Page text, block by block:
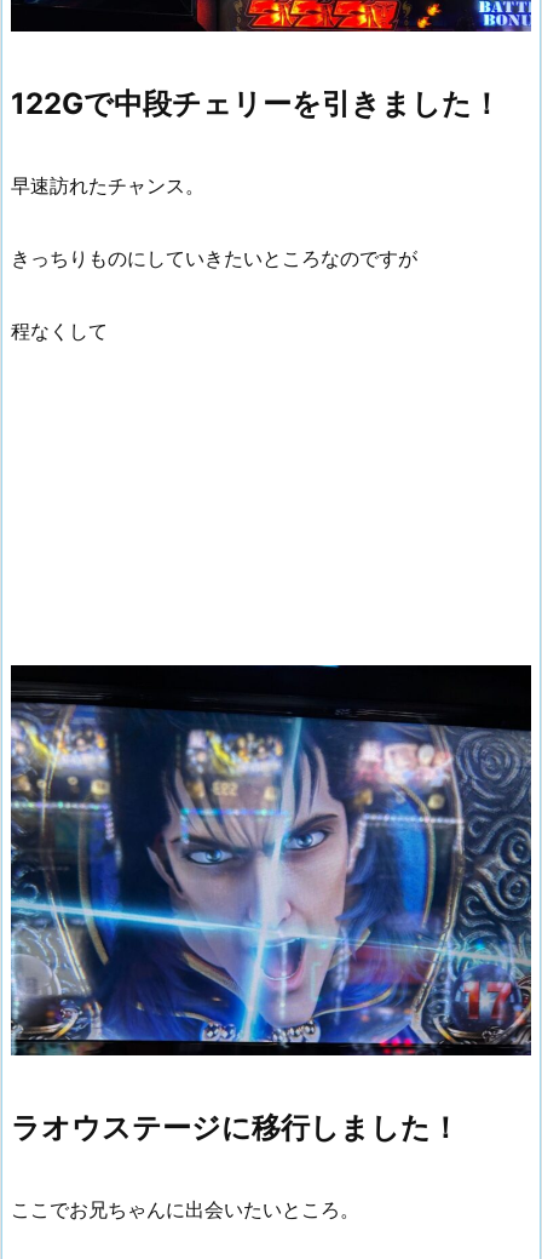
122Gで中段チェリーを引きました！
早速訪れたチャンス。
きっちりものにしていきたいところなのですが
程なくして
ラオウステージに移行しました！
ここでお兄ちゃんに出会いたいところ。